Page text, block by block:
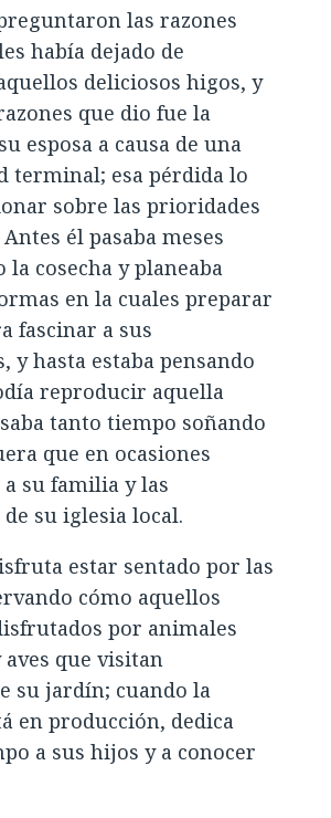
las razones
había dejado de
deliciosos higos, y
que dio fue la
esposa a causa de una
terminal; esa pérdida lo
sobre las prioridades
él pasaba meses
la cosecha y planeaba
en la cuales preparar
fascinar a sus
y hasta estaba pensando
reproducir aquella
tanto tiempo soñando
que en ocasiones
a su familia y las
su iglesia local.
estar sentado por las
cómo aquellos
por animales
que visitan
su jardín; cuando la
en producción, dedica
a sus hijos y a conocer